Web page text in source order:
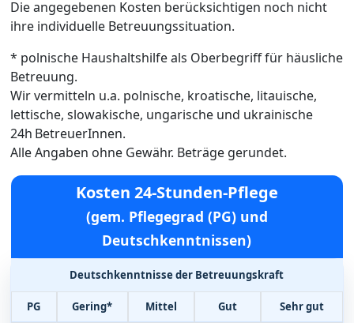
Die angegebenen Kosten berücksichtigen noch nicht
ihre individuelle Betreuungssituation.
* polnische Haushaltshilfe als Oberbegriff für häusliche
Betreuung.
Wir vermitteln u.a. polnische, kroatische, litauische,
lettische, slowakische, ungarische und ukrainische
24h BetreuerInnen.
Alle Angaben ohne Gewähr. Beträge gerundet.
Kosten 24-Stunden-Pflege
(gem. Pflegegrad (PG) und
Deutschkenntnissen)
Deutschkenntnisse der Betreuungskraft
PG Gering* Mittel Gut Sehr gut